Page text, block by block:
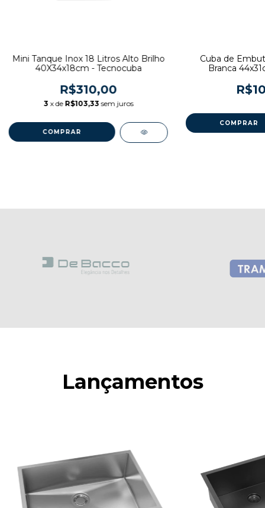
Mini Tanque Inox 18 Litros Alto Brilho
40X34x18cm - Tecnocuba
R$310,00
3 x de R$103,33 sem juros
COMPRAR
Cuba de
Branca
COMPRAR
Lançamentos